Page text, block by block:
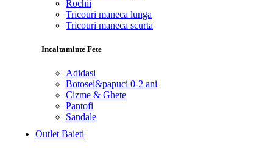
Rochii
Tricouri maneca lunga
Tricouri maneca scurta
Incaltaminte Fete
Adidasi
Botosei&papuci 0-2 ani
Cizme & Ghete
Pantofi
Sandale
Outlet Baieti